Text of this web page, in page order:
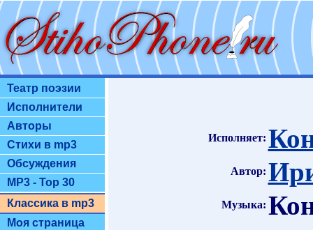
Театр поэзии
Исполнители
Авторы
Стихи в mp3
Обсуждения
MP3 - Top 30
Классика в mp3
Моя страница
Исполняет:
Автор:
Музыка: